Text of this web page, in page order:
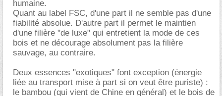
humaine.
Quant au label FSC, d'une part il ne semble pas d'une
fiabilité absolue. D'autre part il permet le maintien
d'une filière "de luxe" qui entretient la mode de ces
bois et ne décourage absolument pas la filière
sauvage, au contraire.
Deux essences "exotiques" font exception (énergie
liée au transport mise à part si on veut être puriste) :
le bambou (qui vient de Chine en général) et le bois de